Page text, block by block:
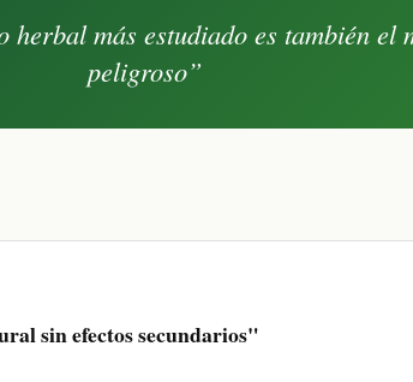
herbal más estudiado es también el
peligroso”
sin efectos secundarios"